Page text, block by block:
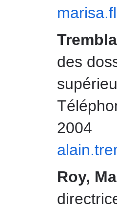
des
2004
Roy,